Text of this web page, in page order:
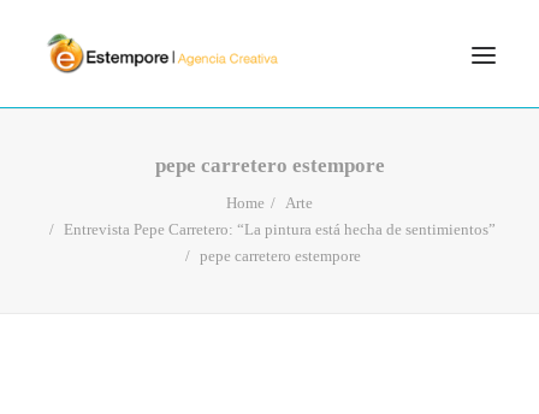
PORTFOLIO
pepe carretero estempore
Home
Arte
Entrevista Pepe Carretero: “La pintura está hecha de sentimientos”
pepe carretero estempore